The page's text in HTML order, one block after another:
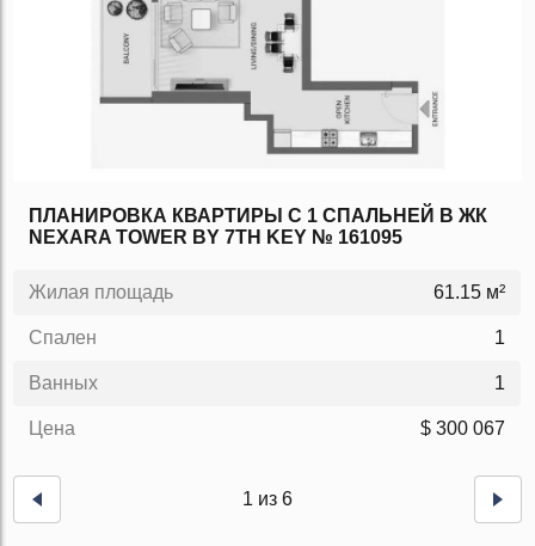
ПЛАНИРОВКА КВАРТИРЫ С 1 СПАЛЬНЕЙ В ЖК
NEXARA TOWER BY 7TH KEY № 161095
Жилая площадь 61.15 м²
Спален 1
Ванных 1
Цена $ 300 067
1 из 6